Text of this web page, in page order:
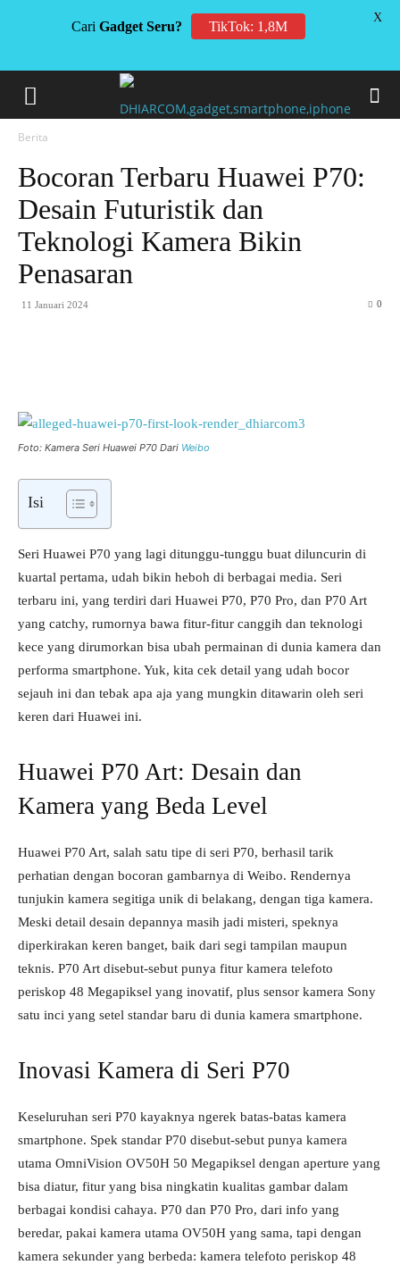
Berita
Bocoran Terbaru Huawei P70:
Desain Futuristik dan
Teknologi Kamera Bikin
Penasaran
11 Januari 2024 0
Foto: Kamera Seri Huawei P70 Dari Weibo
Isi
Seri Huawei P70 yang lagi ditunggu-tunggu buat diluncurin di
kuartal pertama, udah bikin heboh di berbagai media. Seri
terbaru ini, yang terdiri dari Huawei P70, P70 Pro, dan P70 Art
yang catchy, rumornya bawa fitur-fitur canggih dan teknologi
kece yang dirumorkan bisa ubah permainan di dunia kamera dan
performa smartphone. Yuk, kita cek detail yang udah bocor
sejauh ini dan tebak apa aja yang mungkin ditawarin oleh seri
keren dari Huawei ini.
Huawei P70 Art: Desain dan
Kamera yang Beda Level
Huawei P70 Art, salah satu tipe di seri P70, berhasil tarik
perhatian dengan bocoran gambarnya di Weibo. Rendernya
tunjukin kamera segitiga unik di belakang, dengan tiga kamera.
Meski detail desain depannya masih jadi misteri, speknya
diperkirakan keren banget, baik dari segi tampilan maupun
teknis. P70 Art disebut-sebut punya fitur kamera telefoto
periskop 48 Megapiksel yang inovatif, plus sensor kamera Sony
satu inci yang setel standar baru di dunia kamera smartphone.
Inovasi Kamera di Seri P70
Keseluruhan seri P70 kayaknya ngerek batas-batas kamera
smartphone. Spek standar P70 disebut-sebut punya kamera
utama OmniVision OV50H 50 Megapiksel dengan aperture yang
bisa diatur, fitur yang bisa ningkatin kualitas gambar dalam
berbagai kondisi cahaya. P70 dan P70 Pro, dari info yang
beredar, pakai kamera utama OV50H yang sama, tapi dengan
kamera sekunder yang berbeda: kamera telefoto periskop 48
Cari Gadget Seru? TikTok: 1,8M
X